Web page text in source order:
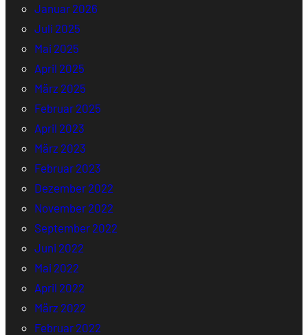
Januar 2026
Juli 2025
Mai 2025
April 2025
März 2025
Februar 2025
April 2023
März 2023
Februar 2023
Dezember 2022
November 2022
September 2022
Juni 2022
Mai 2022
April 2022
März 2022
Februar 2022